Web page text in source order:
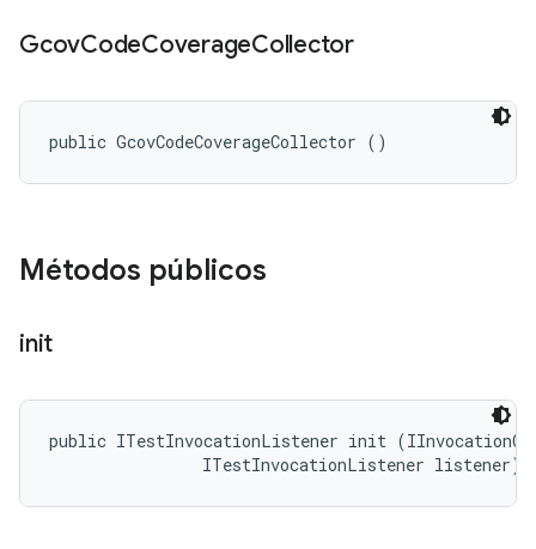
GcovCodeCoverageCollector
public GcovCodeCoverageCollector ()
Métodos públicos
init
public ITestInvocationListener init
                ITestInvocationListener listener)